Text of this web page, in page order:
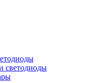
светодиоды